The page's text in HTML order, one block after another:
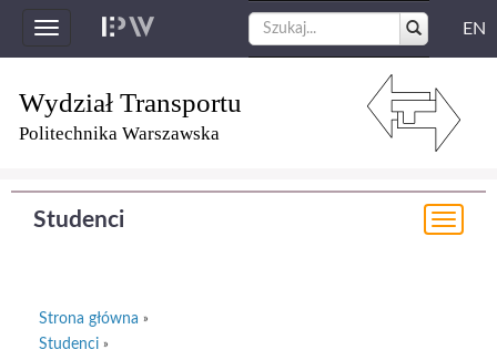
Toggle
navigation
EN
Wydział Transportu
Politechnika Warszawska
Studenci
Strona główna »
Studenci »